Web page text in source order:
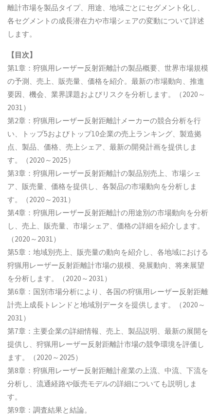
離計市場を製品タイプ、用途、地域ごとにセグメント化し、
各セグメントの成長潜在力や市場シェアの変動について詳述
します。
【目次】
第1章：狩猟用レーザー反射距離計の製品概要、世界市場規模
の予測、売上、販売量、価格を紹介。最新の市場動向、推進
要因、機会、業界課題およびリスクを分析します。（2020～
2031）
第2章：狩猟用レーザー反射距離計メーカーの競合分析を行
い、トップ5およびトップ10企業の売上ランキング、製造拠
点、製品、価格、売上シェア、最新の開発計画を提供しま
す。（2020～2025）
第3章：狩猟用レーザー反射距離計の製品別売上、市場シェ
ア、販売量、価格を提供し、各製品の市場動向を分析しま
す。（2020～2031）
第4章：狩猟用レーザー反射距離計の用途別の市場動向を分析
し、売上、販売量、市場シェア、価格の詳細を紹介します。
（2020～2031）
第5章：地域別売上、販売量の動向を紹介し、各地域における
狩猟用レーザー反射距離計市場の規模、発展動向、将来展望
を分析します。（2020～2031）
第6章：国別市場分析により、各国の狩猟用レーザー反射距離
計売上成長トレンドと地域別データを提供します。（2020～
2031）
第7章：主要企業の詳細情報、売上、製品説明、最新の展開を
提供し、狩猟用レーザー反射距離計市場の競争環境を評価し
ます。（2020～2025）
第8章：狩猟用レーザー反射距離計産業の上流、中流、下流を
分析し、流通経路や販売モデルの詳細についても説明しま
す。
第9章：調査結果と結論。